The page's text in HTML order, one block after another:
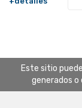
Este sitio
generados